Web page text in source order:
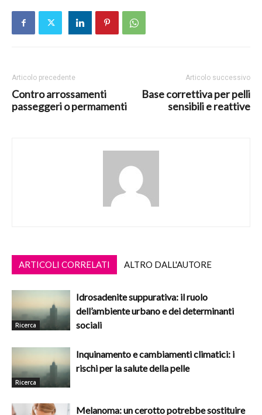
Articolo precedente
Contro arrossamenti
passeggeri o permamenti
Articolo successivo
Base correttiva per pelli
sensibili e reattive
ARTICOLI CORRELATI ALTRO DALL'AUTORE
Ricerca
Idrosadenite suppurativa: il ruolo
dell’ambiente urbano e dei determinanti
sociali
Ricerca
Inquinamento e cambiamenti climatici: i
rischi per la salute della pelle
Melanoma: un cerotto potrebbe sostituire